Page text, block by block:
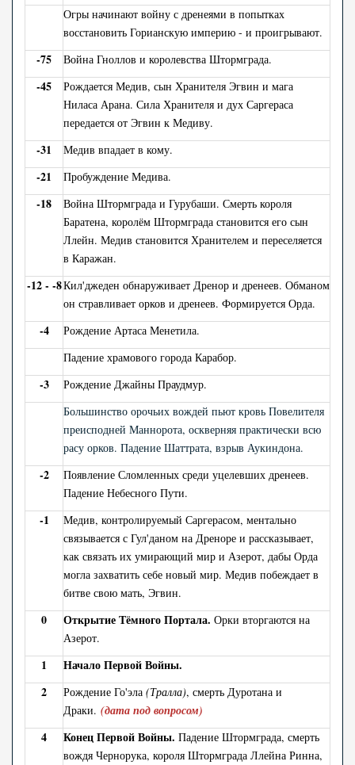
Огры начинают войну с дренеями в попытках
восстановить Горианскую империю - и проигрывают.
-75 Война Гноллов и королевства Штормграда.
-45
Рождается Медив, сын Хранителя Эгвин и мага
Ниласа Арана. Сила Хранителя и дух Саргераса
передается от Эгвин к Медиву.
-31 Медив впадает в кому.
-21 Пробуждение Медива.
-18
Война Штормграда и Гурубаши. Смерть короля
Баратена, королём Штормграда становится его сын
Ллейн. Медив становится Хранителем и переселяется
в Каражан.
-12 - -8Кил'джеден обнаруживает Дренор и дренеев. Обманом
он стравливает орков и дренеев. Формируется Орда.
-4
Рождение Артаса Менетила.
Падение храмового города Карабор.
-3
Рождение Джайны Праудмур.
Большинство орочьих вождей пьют кровь Повелителя
преисподней Маннорота, оскверняя практически всю
расу орков. Падение Шаттрата, взрыв Аукиндона.
-2
Появление Сломленных среди уцелевших дренеев.
Падение Небесного Пути.
-1
Медив, контролируемый Саргерасом, ментально
связывается с Гул'даном на Дреноре и рассказывает,
как связать их умирающий мир и Азерот, дабы Орда
могла захватить себе новый мир. Медив побеждает в
битве свою мать, Эгвин.
0 Открытие Тёмного Портала. Орки вторгаются на
Азерот.
1
Начало Первой Войны.
2
Рождение Го'эла (Тралла), смерть Дуротана и
Драки. (дата под вопросом)
4 Конец Первой Войны. Падение Штормграда, смерть
вождя Чернорука, короля Штормграда Ллейна Ринна,